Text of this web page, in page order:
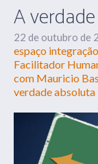
A
22 de outubro de
espaço integração
Facilitador
com Mauricio
verdade absoluta